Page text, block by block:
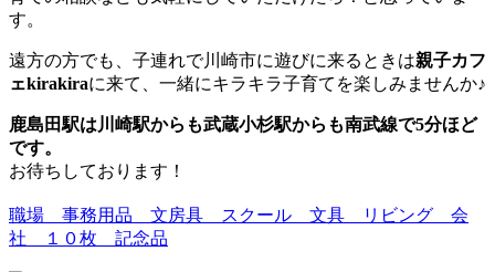
す。
遠方の方でも、子連れで川崎市に遊びに来るときは親子カフ
ェkirakiraに来て、一緒にキラキラ子育てを楽しみませんか♪
鹿島田駅は川崎駅からも武蔵小杉駅からも南武線で5分ほど
です。
お待ちしております！
職場 事務用品 文房具 スクール 文具 リビング 会
社 １０枚 記念品